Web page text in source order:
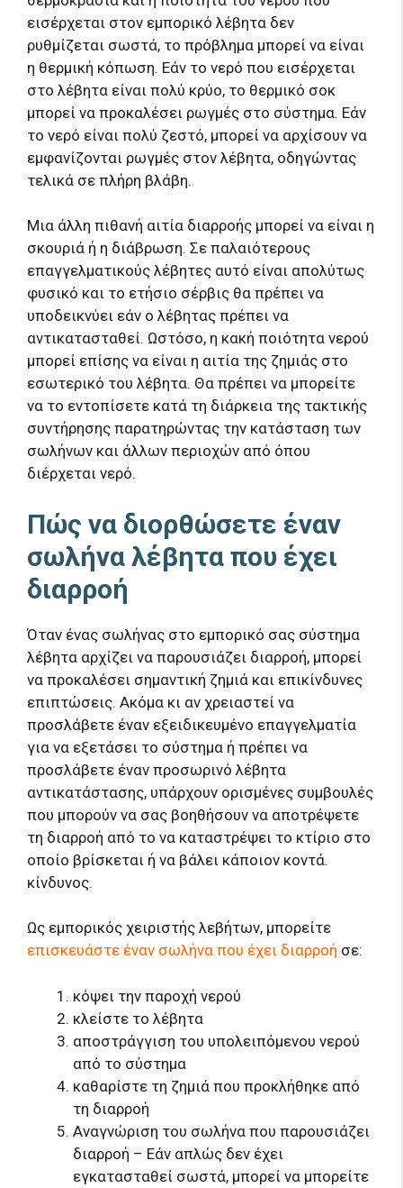
εισέρχεται στον εμπορικό λέβητα δεν
ρυθμίζεται σωστά, το πρόβλημα μπορεί να είναι
η θερμική κόπωση. Εάν το νερό που εισέρχεται
στο λέβητα είναι πολύ κρύο, το θερμικό σοκ
μπορεί να προκαλέσει ρωγμές στο σύστημα. Εάν
το νερό είναι πολύ ζεστό, μπορεί να αρχίσουν να
εμφανίζονται ρωγμές στον λέβητα, οδηγώντας
τελικά σε πλήρη βλάβη.
Μια άλλη πιθανή αιτία διαρροής μπορεί να είναι η
σκουριά ή η διάβρωση. Σε παλαιότερους
επαγγελματικούς λέβητες αυτό είναι απολύτως
φυσικό και το ετήσιο σέρβις θα πρέπει να
υποδεικνύει εάν ο λέβητας πρέπει να
αντικατασταθεί. Ωστόσο, η κακή ποιότητα νερού
μπορεί επίσης να είναι η αιτία της ζημιάς στο
εσωτερικό του λέβητα. Θα πρέπει να μπορείτε
να το εντοπίσετε κατά τη διάρκεια της τακτικής
συντήρησης παρατηρώντας την κατάσταση των
σωλήνων και άλλων περιοχών από όπου
διέρχεται νερό.
Πώς να διορθώσετε έναν
σωλήνα λέβητα που έχει
διαρροή
Όταν ένας σωλήνας στο εμπορικό σας σύστημα
λέβητα αρχίζει να παρουσιάζει διαρροή, μπορεί
να προκαλέσει σημαντική ζημιά και επικίνδυνες
επιπτώσεις. Ακόμα κι αν χρειαστεί να
προσλάβετε έναν εξειδικευμένο επαγγελματία
για να εξετάσει το σύστημα ή πρέπει να
προσλάβετε έναν προσωρινό λέβητα
αντικατάστασης, υπάρχουν ορισμένες συμβουλές
που μπορούν να σας βοηθήσουν να αποτρέψετε
τη διαρροή από το να καταστρέψει το κτίριο στο
οποίο βρίσκεται ή να βάλει κάποιον κοντά.
κίνδυνος.
Ως εμπορικός χειριστής λεβήτων, μπορείτε
επισκευάστε έναν σωλήνα που έχει διαρροή σε:
κόψει την παροχή νερού
κλείστε το λέβητα
αποστράγγιση του υπολειπόμενου νερού
από το σύστημα
καθαρίστε τη ζημιά που προκλήθηκε από
τη διαρροή
Αναγνώριση του σωλήνα που παρουσιάζει
διαρροή – Εάν απλώς δεν έχει
εγκατασταθεί σωστά, μπορεί να μπορείτε